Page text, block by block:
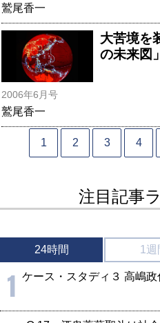
鷲尾香一
大苦境を
の未来図
2006年6月号
鷲尾香一
1 2 3 4
注目記事
24時間 1週
1 ケース・スタディ３ 高嶋政